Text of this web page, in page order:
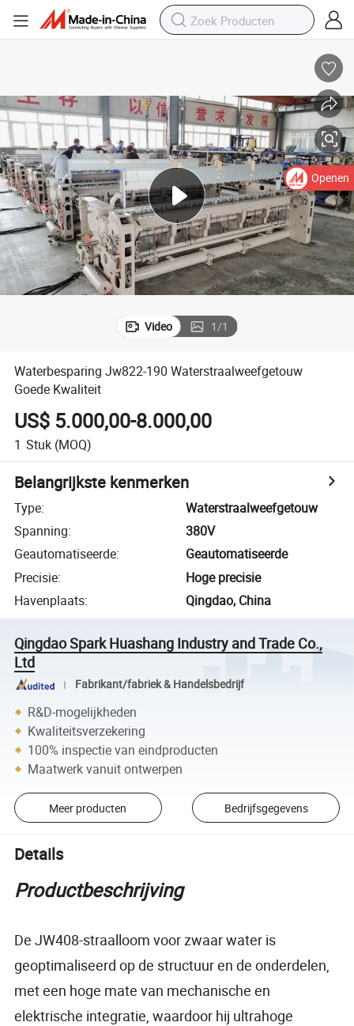
Video 1/1
Waterbesparing Jw822-190 Waterstraalweefgetouw
Goede Kwaliteit
US$ 5.000,00-8.000,00
1 Stuk (MOQ)
Belangrijkste kenmerken
Type:
Waterstraalweefgetouw
Spanning:
380V
Geautomatiseerde:
Geautomatiseerde
Precisie:
Hoge precisie
Havenplaats: Qingdao, China
Qingdao Spark Huashang Industry and Trade Co.,
Ltd
Fabrikant/fabriek & Handelsbedrijf
R&D-mogelijkheden
Kwaliteitsverzekering
100% inspectie van eindproducten
Maatwerk vanuit ontwerpen
Meer producten Bedrijfsgegevens
Details
Productbeschrijving
De JW408-straalloom voor zwaar water is
geoptimaliseerd op de structuur en de onderdelen,
met een hoge mate van mechanische en
elektrische integratie, waardoor hij ultrahoge
Openen